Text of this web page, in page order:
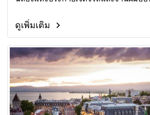
ดูเพิ่มเติม